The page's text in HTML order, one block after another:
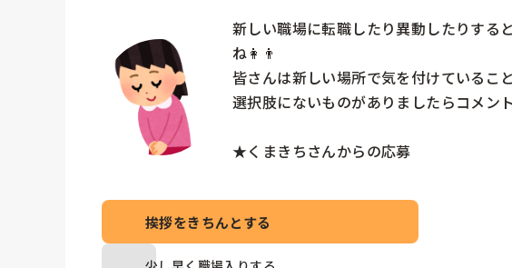
新しい職場に転職したり異動したりする
ね👩👨
皆さんは新しい場所で気を付けているこ
選択肢にないものがありましたらコメン
★くまきちさんからの応募
挨拶をきちんとする